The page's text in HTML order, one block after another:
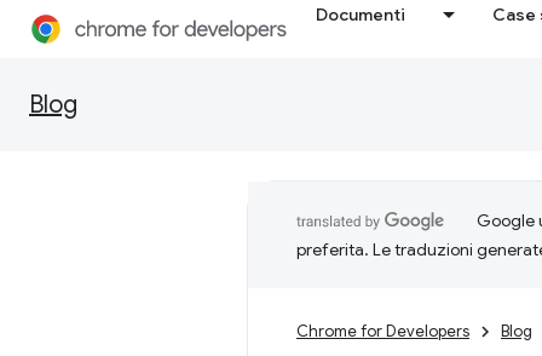
Documenti Case
Blog
Google
preferita. Le traduzioni
Chrome for Developers Blog